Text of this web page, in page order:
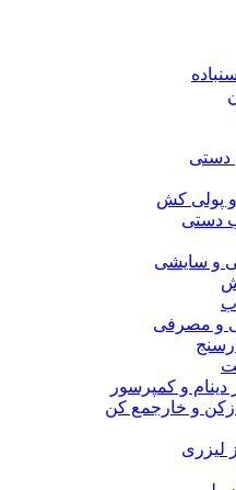
دستی
و پولی کش
دستی
و سایشی
و مصرفی
و کمپرسور
و خارجمع کن
لیزری